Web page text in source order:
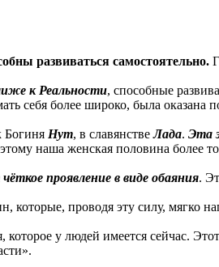
развиваться самостоятельно.
к Реальности, способные
себя более широко, была оказана
Богиня Нут, в славянствеЛада. Эта
наша женская половина более
проявление в виде обаяния.
которые, проводя эту силу, мягко
у людей имеется сейчас.